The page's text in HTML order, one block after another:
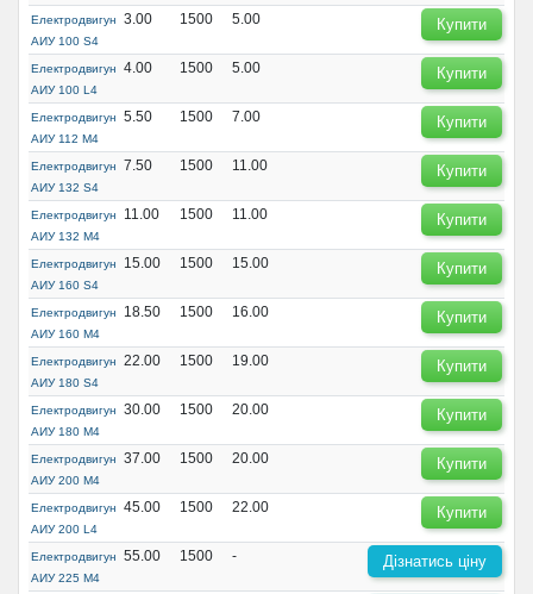
Електродвигун
АИУ 100 S4
3.00 1500 5.00 Купити
Електродвигун
АИУ 100 L4
4.00 1500 5.00 Купити
Електродвигун
АИУ 112 М4
5.50 1500 7.00 Купити
Електродвигун
АИУ 132 S4
7.50 1500 11.00 Купити
Електродвигун
АИУ 132 М4
11.00 1500 11.00 Купити
Електродвигун
АИУ 160 S4
15.00 1500 15.00 Купити
Електродвигун
АИУ 160 М4
18.50 1500 16.00 Купити
Електродвигун
АИУ 180 S4
22.00 1500 19.00 Купити
Електродвигун
АИУ 180 М4
30.00 1500 20.00 Купити
Електродвигун
АИУ 200 М4
37.00 1500 20.00 Купити
Електродвигун
АИУ 200 L4
45.00 1500 22.00 Купити
Електродвигун
АИУ 225 М4
55.00 1500 - Дізнатись ціну